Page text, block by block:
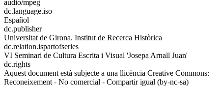
audio/mpeg
dc.language.iso
Español
dc.publisher
Universitat de Girona. Institut de Recerca Històrica
dc.relation.ispartofseries
VI Seminari de Cultura Escrita i Visual 'Josepa Arnall Juan'
dc.rights
Aquest document està subjecte a una llicència Creative Commons:
Reconeixement - No comercial - Compartir igual (by-nc-sa)